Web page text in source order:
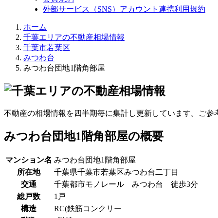
外部サービス（SNS）アカウント連携利用規約
ホーム
千葉エリアの不動産相場情報
千葉市若葉区
みつわ台
みつわ台団地1階角部屋
不動産の相場情報を四半期毎に集計し更新しています。ご参
みつわ台団地1階角部屋の概要
マンション名 みつわ台団地1階角部屋
所在地
千葉県千葉市若葉区みつわ台二丁目
交通
千葉都市モノレール みつわ台 徒歩3分
総戸数
1戸
構造
RC(鉄筋コンクリー